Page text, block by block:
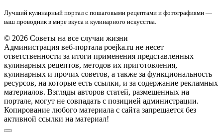
Лучший кулинарный портал с пошаговыми рецептами и фотографиями —
ваш проводник в мире вкуса и кулинарного искусства.
© 2026 Советы на все случаи жизни
Администрация веб-портала poejka.ru не несет
ответственности за итоги применения представленных
кулинарных рецептов, методов их приготовления,
кулинарных и прочих советов, а также за функциональность
ресурсов, на которые есть ссылки, и за содержание рекламных
материалов. Взгляды авторов статей, размещенных на
портале, могут не совпадать с позицией администрации.
Копирование любого материала с сайта запрещается без
активной ссылки на материал!